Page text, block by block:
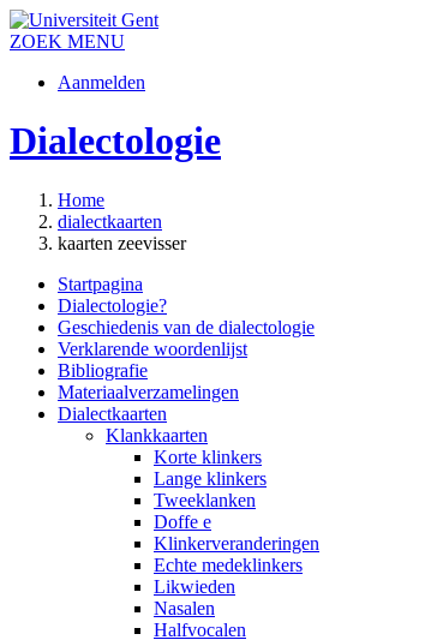
ZOEK MENU
Aanmelden
Dialectologie
Home
dialectkaarten
kaarten zeevisser
Startpagina
Dialectologie?
Geschiedenis van de dialectologie
Verklarende woordenlijst
Bibliografie
Materiaalverzamelingen
Dialectkaarten
Klankkaarten
Korte klinkers
Lange klinkers
Tweeklanken
Doffe e
Klinkerveranderingen
Echte medeklinkers
Likwieden
Nasalen
Halfvocalen